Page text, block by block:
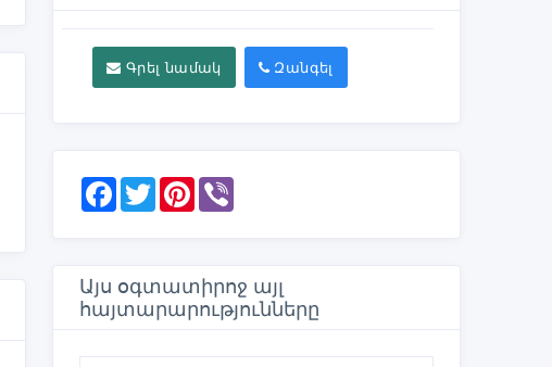
Գրել նամակ Զանգել
F
o
k
T
w
r
P
e
s
Այս օգտատիրոջ այլ
հայտարարությունները